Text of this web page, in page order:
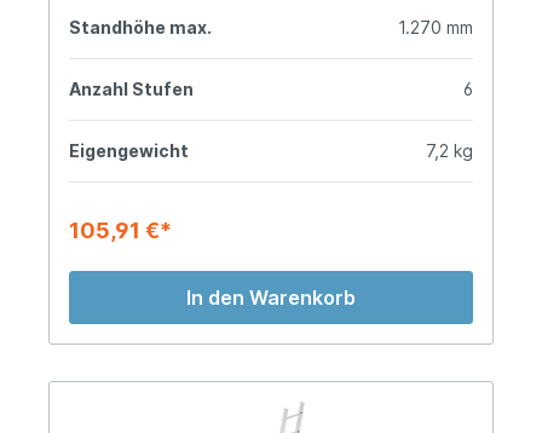
Standhöhe max. 1.270 mm
Anzahl Stufen 6
Eigengewicht 7,2 kg
105,91 €*
In den Warenkorb